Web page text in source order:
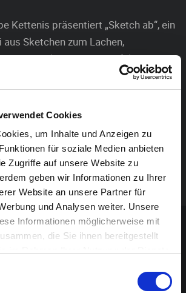
Cookies
um Inhalte und Anzeigen zu
für soziale Medien anbieten
Zugriffe auf unsere Website zu
geben wir Informationen zu Ihrer
Website an unsere Partner für
und Analysen weiter. Unsere
Informationen möglicherweise mit
die Sie ihnen bereitgestellt
Kettenis präsentiert „Sketch ab“, ein
Sketchen zum Lachen,
Eine verzweifelte
missglückten Premiere, eine
und ihr unkooperativer Angeklagter,
auf dem Balkon, Patienten im
und Liebhabers und weitere
einen abwechslungsreichen und